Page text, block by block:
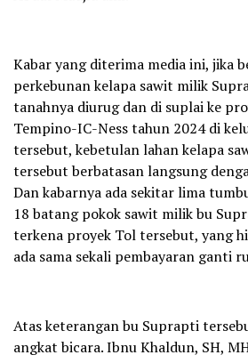
Kabar yang diterima media ini, jika
perkebunan kelapa sawit milik
tanahnya diurug dan di suplai ke
Tempino-IC-Ness tahun 2024 di
tersebut, kebetulan lahan kelapa
tersebut berbatasan langsung
Dan kabarnya ada sekitar lima
18 batang pokok sawit milik bu
terkena proyek Tol tersebut, yang
ada sama sekali pembayaran ganti
Atas keterangan bu Suprapti
angkat bicara. Ibnu Khaldun, SH,